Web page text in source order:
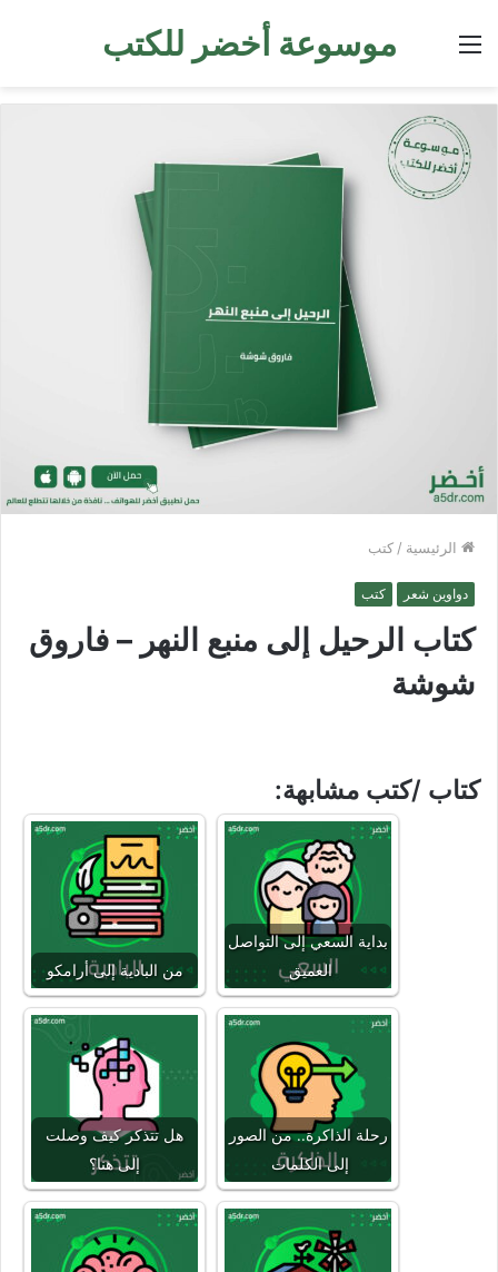
موسوعة أخضر للكتب القائمة
الرئيسية / كتب
دواوين شعر كتب
كتاب الرحيل إلى منبع النهر – فاروق
شوشة
كتاب /كتب مشابهة:
من البادية إلى أرامكو
بداية السعي إلى التواصل
العميق
هل تتذكر كيف وصلت
إلى هنا؟
رحلة الذاكرة.. من الصور
إلى الكلمات